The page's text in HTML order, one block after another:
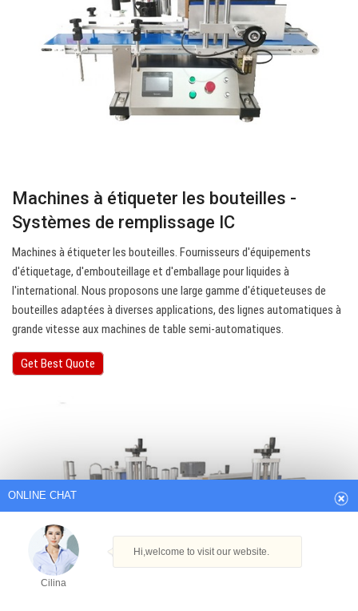
Machines à étiqueter les bouteilles -
Systèmes de remplissage IC
Machines à étiqueter les bouteilles. Fournisseurs d'équipements
d'étiquetage, d'embouteillage et d'emballage pour liquides à
l'international. Nous proposons une large gamme d'étiqueteuses de
bouteilles adaptées à diverses applications, des lignes automatiques à
grande vitesse aux machines de table semi-automatiques.
Get Best Quote
Hi,welcome to visit our website.
Cilina